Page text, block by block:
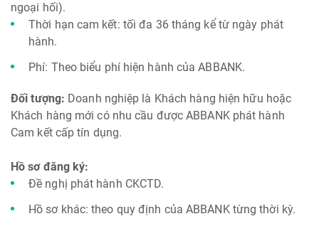
ngoại hối).
Thời hạn cam kết: tối đa 36 tháng kể từ ngày phát
hành.
Phí: Theo biểu phí hiện hành của ABBANK.
Đối tượng: Doanh nghiệp là Khách hàng hiện hữu hoặc
Khách hàng mới có nhu cầu được ABBANK phát hành
Cam kết cấp tín dụng.
Hồ sơ đăng ký:
Đề nghị phát hành CKCTD.
Hồ sơ khác: theo quy định của ABBANK từng thời kỳ.